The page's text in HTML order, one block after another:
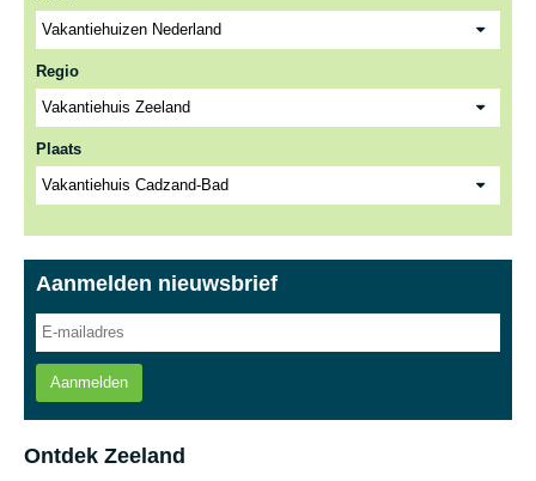
Regio
Plaats
Aanmelden nieuwsbrief
Aanmelden
Ontdek Zeeland